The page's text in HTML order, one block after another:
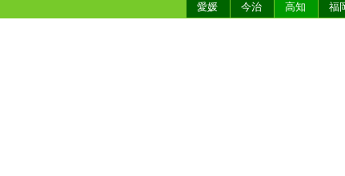
愛媛
今治 高知 福